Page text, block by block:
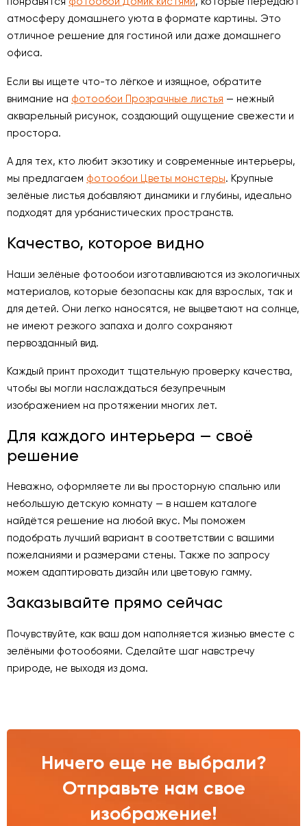
атмосферу домашнего уюта в формате картины. Это
отличное решение для гостиной или даже домашнего
офиса.
Если вы ищете что-то лёгкое и изящное, обратите
внимание на фотообои Прозрачные листья — нежный
акварельный рисунок, создающий ощущение свежести и
простора.
А для тех, кто любит экзотику и современные интерьеры,
мы предлагаем фотообои Цветы монстеры. Крупные
зелёные листья добавляют динамики и глубины, идеально
подходят для урбанистических пространств.
Качество, которое видно
Наши зелёные фотообои изготавливаются из экологичных
материалов, которые безопасны как для взрослых, так и
для детей. Они легко наносятся, не выцветают на солнце,
не имеют резкого запаха и долго сохраняют
первозданный вид.
Каждый принт проходит тщательную проверку качества,
чтобы вы могли наслаждаться безупречным
изображением на протяжении многих лет.
Для каждого интерьера — своё
решение
Неважно, оформляете ли вы просторную спальню или
небольшую детскую комнату — в нашем каталоге
найдётся решение на любой вкус. Мы поможем
подобрать лучший вариант в соответствии с вашими
пожеланиями и размерами стены. Также по запросу
можем адаптировать дизайн или цветовую гамму.
Заказывайте прямо сейчас
Почувствуйте, как ваш дом наполняется жизнью вместе с
зелёными фотообоями. Сделайте шаг навстречу
природе, не выходя из дома.
Ничего еще не выбрали?
Отправьте нам свое
изображение!